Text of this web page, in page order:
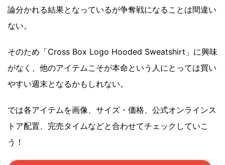
論分かれる結果となっているが争奪戦になることは間違い
ない。
そのため「Cross Box Logo Hooded Sweatshirt」に興味
がなく、他のアイテムこそが本命という人にとっては買い
やすい週末となるかもしれない。
では各アイテムを画像、サイズ・価格、公式オンラインス
トア配置、完売タイムなどと合わせてチェックしていこ
う！